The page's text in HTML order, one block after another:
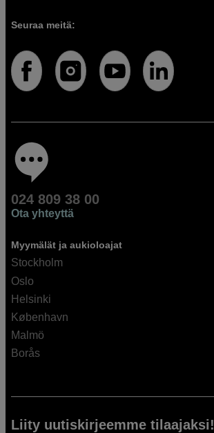
Seuraa meitä:
024 809 38 00
Ota yhteyttä
Myymälät ja aukioloajat
Stockholm
Oslo
Helsinki
København
Malmö
Borås
Liity uutiskirjeemme tilaajaksi!